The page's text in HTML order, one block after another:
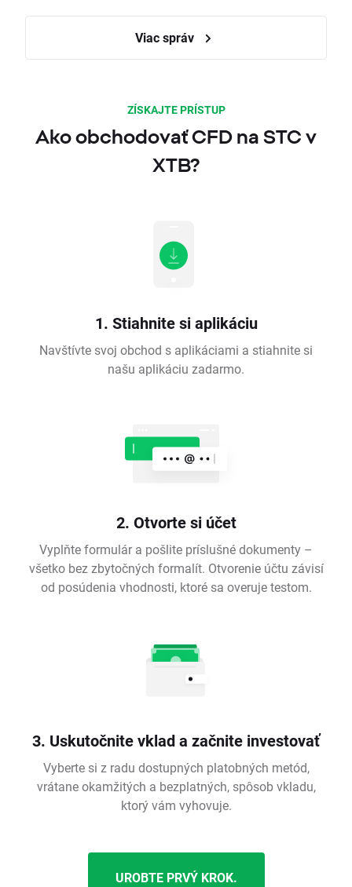
Viac správ
ZÍSKAJTE PRÍSTUP
Ako obchodovať CFD na STC v
XTB?
1. Stiahnite si aplikáciu
Navštívte svoj obchod s aplikáciami a stiahnite si
našu aplikáciu zadarmo.
2. Otvorte si účet
Vyplňte formulár a pošlite príslušné dokumenty –
všetko bez zbytočných formalít. Otvorenie účtu závisí
od posúdenia vhodnosti, ktoré sa overuje testom.
3. Uskutočnite vklad a začnite investovať
Vyberte si z radu dostupných platobných metód,
vrátane okamžitých a bezplatných, spôsob vkladu,
ktorý vám vyhovuje.
UROBTE PRVÝ KROK.